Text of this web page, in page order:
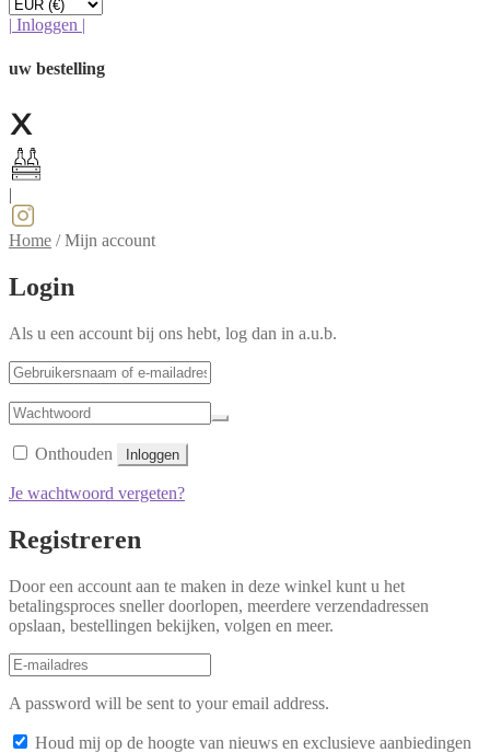
| Inloggen |
uw bestelling
|
Home /Mijn account
Login
Als u een account bij ons hebt, log dan in a.u.b.
Onthouden Inloggen
Je wachtwoord vergeten?
Registreren
Door een account aan te maken in deze winkel kunt u het
betalingsproces sneller doorlopen, meerdere verzendadressen
opslaan, bestellingen bekijken, volgen en meer.
A password will be sent to your email address.
Houd mij op de hoogte van nieuws en exclusieve aanbiedingen